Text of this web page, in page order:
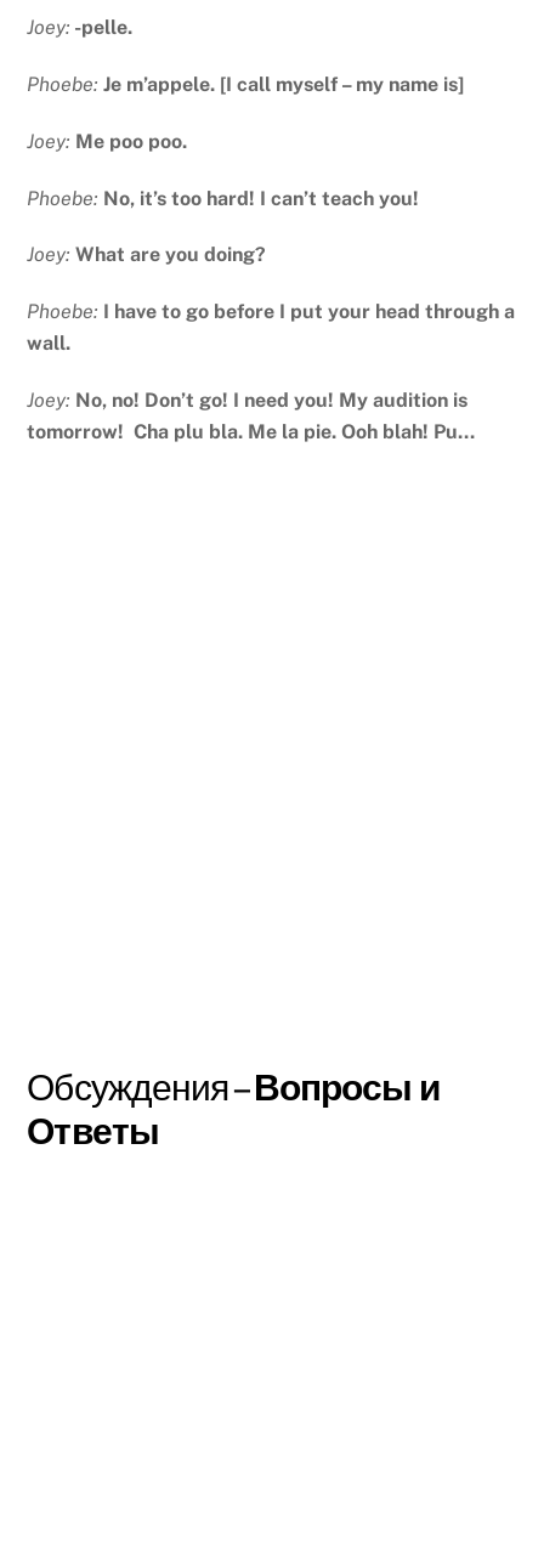
Joey: -pelle.
Phoebe:Je m’appele. [I call myself – my name is]
Joey: Me poo poo.
Phoebe: No, it’s too hard! I can’t teach you!
Joey:What are you doing?
Phoebe: I have to go before I put your head through a
wall.
Joey: No, no! Don’t go! I need you! My audition is
tomorrow! Cha plu bla. Me la pie. Ooh blah! Pu…
Обсуждения –Вопросы и
Ответы